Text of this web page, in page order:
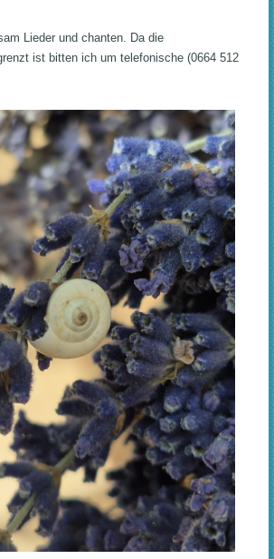
Lieder und chanten. Da die
ist bitten ich um telefonische (0664 512